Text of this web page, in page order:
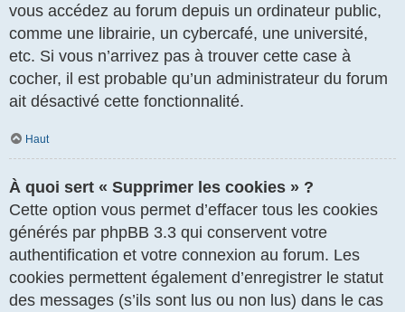
vous accédez au forum depuis un ordinateur public,
comme une librairie, un cybercafé, une université,
etc. Si vous n’arrivez pas à trouver cette case à
cocher, il est probable qu’un administrateur du forum
ait désactivé cette fonctionnalité.
Haut
À quoi sert « Supprimer les cookies » ?
Cette option vous permet d’effacer tous les cookies
générés par phpBB 3.3 qui conservent votre
authentification et votre connexion au forum. Les
cookies permettent également d’enregistrer le statut
des messages (s’ils sont lus ou non lus) dans le cas